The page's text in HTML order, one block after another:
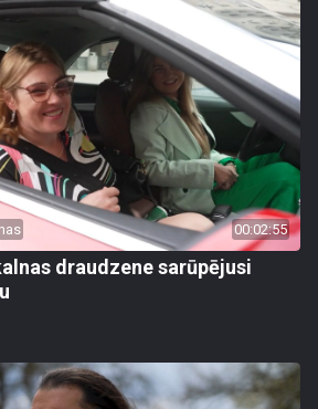
00:02:55
draudzene sarūpējusi